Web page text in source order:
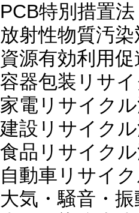
PCB特別措置法
放射性物質汚
資源有効利用促
容器包装リサ
家電リサイク
建設リサイク
食品リサイク
自動車リサイ
大気・騒音・